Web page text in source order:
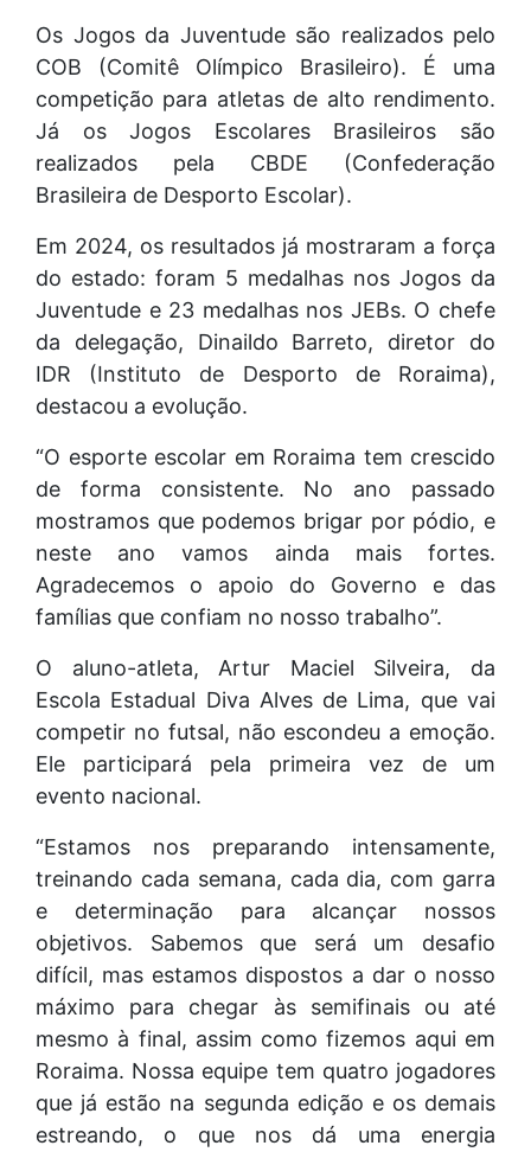
Os Jogos da Juventude são realizados pelo
COB (Comitê Olímpico Brasileiro). É uma
competição para atletas de alto rendimento.
Já os Jogos Escolares Brasileiros são
realizados pela CBDE (Confederação
Brasileira de Desporto Escolar).
Em 2024, os resultados já mostraram a força
do estado: foram 5 medalhas nos Jogos da
Juventude e 23 medalhas nos JEBs. O chefe
da delegação, Dinaildo Barreto, diretor do
IDR (Instituto de Desporto de Roraima),
destacou a evolução.
“O esporte escolar em Roraima tem crescido
de forma consistente. No ano passado
mostramos que podemos brigar por pódio, e
neste ano vamos ainda mais fortes.
Agradecemos o apoio do Governo e das
famílias que confiam no nosso trabalho”.
O aluno-atleta, Artur Maciel Silveira, da
Escola Estadual Diva Alves de Lima, que vai
competir no futsal, não escondeu a emoção.
Ele participará pela primeira vez de um
evento nacional.
“Estamos nos preparando intensamente,
treinando cada semana, cada dia, com garra
e determinação para alcançar nossos
objetivos. Sabemos que será um desafio
difícil, mas estamos dispostos a dar o nosso
máximo para chegar às semifinais ou até
mesmo à final, assim como fizemos aqui em
Roraima. Nossa equipe tem quatro jogadores
que já estão na segunda edição e os demais
estreando, o que nos dá uma energia